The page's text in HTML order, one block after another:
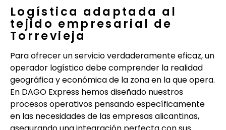
Logística adaptada al
tejido empresarial de
Torrevieja
Para ofrecer un servicio verdaderamente eficaz, un
operador logístico debe comprender la realidad
geográfica y económica de la zona en la que opera.
En DAGO Express hemos diseñado nuestros
procesos operativos pensando específicamente
en las necesidades de las empresas alicantinas,